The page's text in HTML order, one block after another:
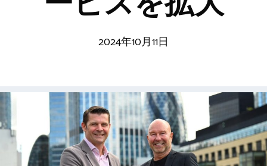
2024年10月11日